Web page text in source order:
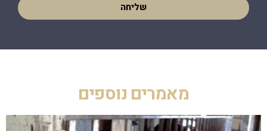
שליחה
מאמרים נוספים